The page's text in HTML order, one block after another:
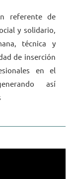
referente de
y solidario,
técnica y
de inserción
en el
así